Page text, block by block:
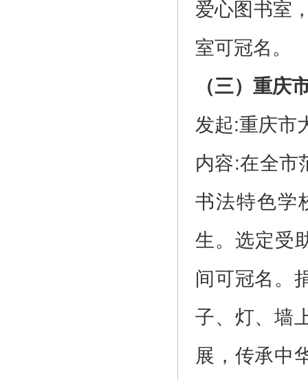
爱心图书室
室可冠名。
（三）重庆
发起:重庆市
内容:在全市
书法特色学
生。选定受
间可冠名。
子、灯、墙
展，传承中